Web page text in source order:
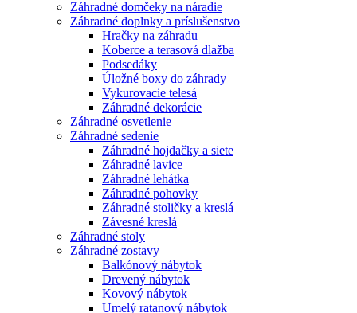
Záhradné domčeky na náradie
Záhradné doplnky a príslušenstvo
Hračky na záhradu
Koberce a terasová dlažba
Podsedáky
Úložné boxy do záhrady
Vykurovacie telesá
Záhradné dekorácie
Záhradné osvetlenie
Záhradné sedenie
Záhradné hojdačky a siete
Záhradné lavice
Záhradné lehátka
Záhradné pohovky
Záhradné stoličky a kreslá
Závesné kreslá
Záhradné stoly
Záhradné zostavy
Balkónový nábytok
Drevený nábytok
Kovový nábytok
Umelý ratanový nábytok